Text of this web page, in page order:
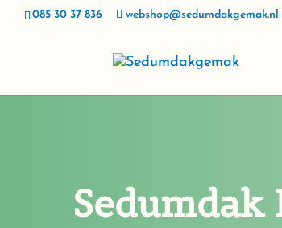
085 30 37 836 webshop@sedumdakgemak.nl
Sedumdak